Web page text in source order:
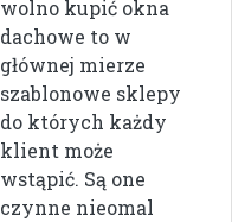
wolno kupić okna
dachowe to w
głównej mierze
szablonowe sklepy
do których każdy
klient może
wstąpić. Są one
czynne nieomal